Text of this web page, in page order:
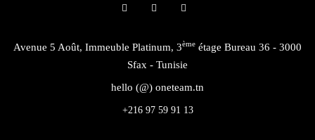
Avenue 5 Août, Immeuble Platinum, 3ème étage Bureau 36 - 3000
Sfax - Tunisie
hello (@) oneteam.tn
+216 97 59 91 13